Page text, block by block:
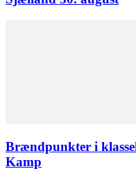
Brændpunkter i
Kamp